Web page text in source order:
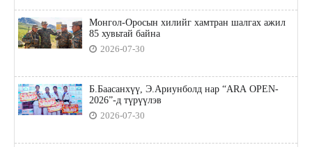
Монгол-Оросын хилийг хамтран шалгах ажил
85 хувьтай байна
2026-07-30
Б.Баасанхүү, Э.Ариунболд нар “ARA OPEN-
2026”-д түрүүлэв
2026-07-30